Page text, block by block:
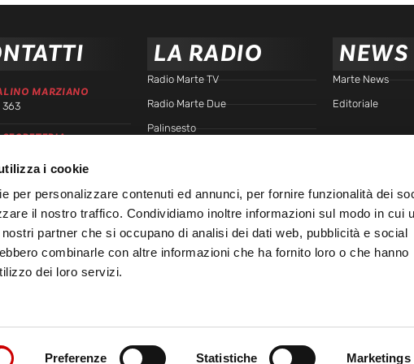
i cookie
per personalizzare contenuti ed annunci, per fornire funzionalità dei
il nostro traffico. Condividiamo inoltre informazioni sul modo in cui
partner che si occupano di analisi dei dati web, pubblicità e social
combinarle con altre informazioni che ha fornito loro o che hanno
dei loro servizi.
Preferenze Statistiche Marketings
MARZIANO
363
99 90
LA RADIO
Radio Marte TV
Radio Marte Due
Palinsesto
Podcast - Brain Station
Podcast - Gente di Marte
Marte Replay
NEWS
Marte News
Editoriale
334845